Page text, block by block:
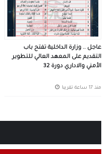
عاجل .. وزارة الداخلية تفتح باب
التقديم على المعهد العالي للتطوير
الأمني والاداري دورة 32
منذ 17 ساعة تقريبا